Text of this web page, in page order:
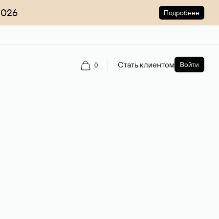
Подробнее
0 Стать клиентом Войти